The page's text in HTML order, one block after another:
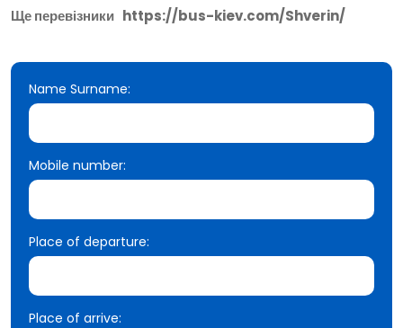
Ще перевізники https://bus-kiev.com/Shverin/
Name Surname:
Mobile number:
Place of departure:
Place of arrive: